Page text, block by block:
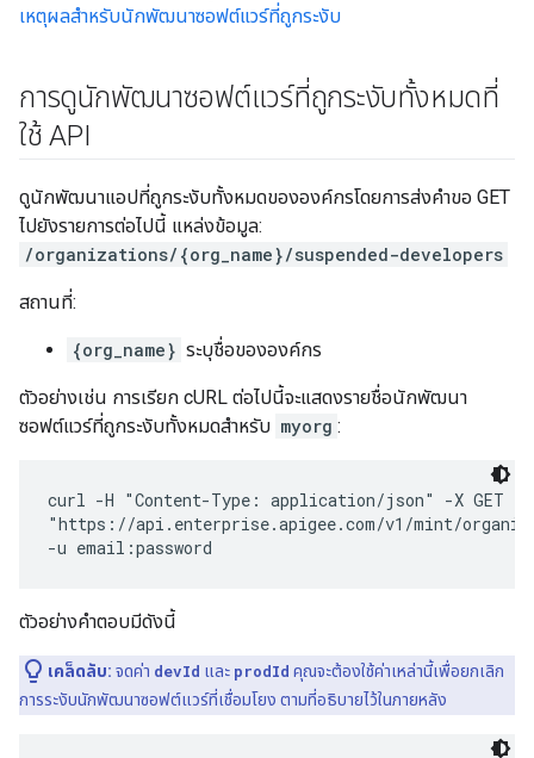
เหตุผลสำหรับนักพัฒนาซอฟต์แวร์ที่ถูกระงับ
การดูนักพัฒนาซอฟต์แวร์ที่ถูกระงับทั้งหมดที่
ใช้ API
ดูนักพัฒนาแอปที่ถูกระงับทั้งหมดขององค์กรโดยการส่งคำขอ GET
ไปยังรายการต่อไปนี้ แหล่งข้อมูล:
/organizations/{org_name}/suspended-developers
สถานที่:
{org_name} ระบุชื่อขององค์กร
ตัวอย่างเช่น การเรียก cURL ต่อไปนี้จะแสดงรายชื่อนักพัฒนา
ซอฟต์แวร์ที่ถูกระงับทั้งหมดสำหรับ myorg :
curl -H "Content-Type: application/json" -X GET \
"https://api.enterprise.apigee.com/v1/mint/
ตัวอย่างคำตอบมีดังนี้
เคล็ดลับ: จดค่า devId และ prodId คุณจะต้องใช้ค่าเหล่านี้เพื่อยกเลิก
การระงับนักพัฒนาซอฟต์แวร์ที่เชื่อมโยง ตามที่อธิบายไว้ในภายหลัง